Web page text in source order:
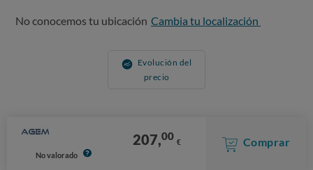
No conocemos tu ubicación Cambia tu localización
Evolución del
precio
No valorado
207,00 € Comprar